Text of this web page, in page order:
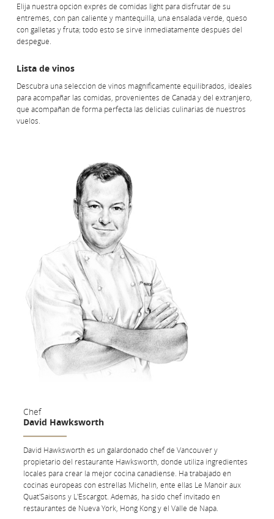
Elija nuestra opción exprés de comidas light para disfrutar de su
entremés, con pan caliente y mantequilla, una ensalada verde, queso
con galletas y fruta; todo esto se sirve inmediatamente después del
despegue.
Lista de vinos
Descubra una selección de vinos magníficamente equilibrados, ideales
para acompañar las comidas, provenientes de Canadá y del extranjero,
que acompañan de forma perfecta las delicias culinarias de nuestros
vuelos.
Chef
David Hawksworth
David Hawksworth es un galardonado chef de Vancouver y
propietario del restaurante Hawksworth, donde utiliza ingredientes
locales para crear la mejor cocina canadiense. Ha trabajado en
cocinas europeas con estrellas Michelín, ente ellas Le Manoir aux
Quat'Saisons y L'Escargot. Además, ha sido chef invitado en
restaurantes de Nueva York, Hong Kong y el Valle de Napa.